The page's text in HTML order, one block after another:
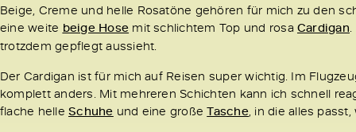
Beige, Creme und helle Rosatöne gehören für mich zu den
eine weite beige Hose mit schlichtem Top und rosaCardigan
trotzdem gepflegt aussieht.
Der Cardigan ist für mich auf Reisen super wichtig. Im
komplett anders. Mit mehreren Schichten kann ich schnell
flache helleSchuhe und eine großeTasche, in die alles